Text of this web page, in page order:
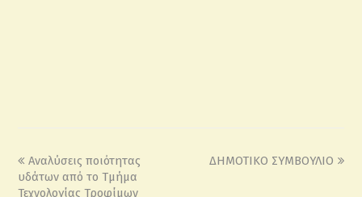
Αναλύσεις ποιότητας
υδάτων από το Τμήμα
Τεχνολογίας Τροφίμων
ΔΗΜΟΤΙΚΟ ΣΥΜΒΟΥΛΙΟ